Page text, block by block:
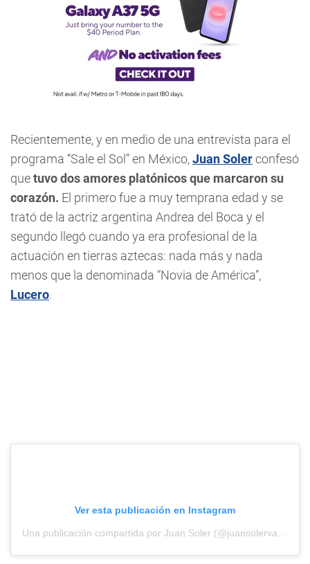
Recientemente, y en medio de una entrevista para el
programa “Sale el Sol” en México,Juan Solerconfesó
quetuvo dos amores platónicos que marcaron su
corazón. El primero fue a muy temprana edad y se
trató de la actriz argentina Andrea del Boca y el
segundo llegó cuando ya era profesional de la
actuación en tierras aztecas: nada más y nada
menos que la denominada “Novia de América”,
Lucero.
Ver esta publicación en Instagram
Una publicación compartida por Juan Soler (@juansolervalls)